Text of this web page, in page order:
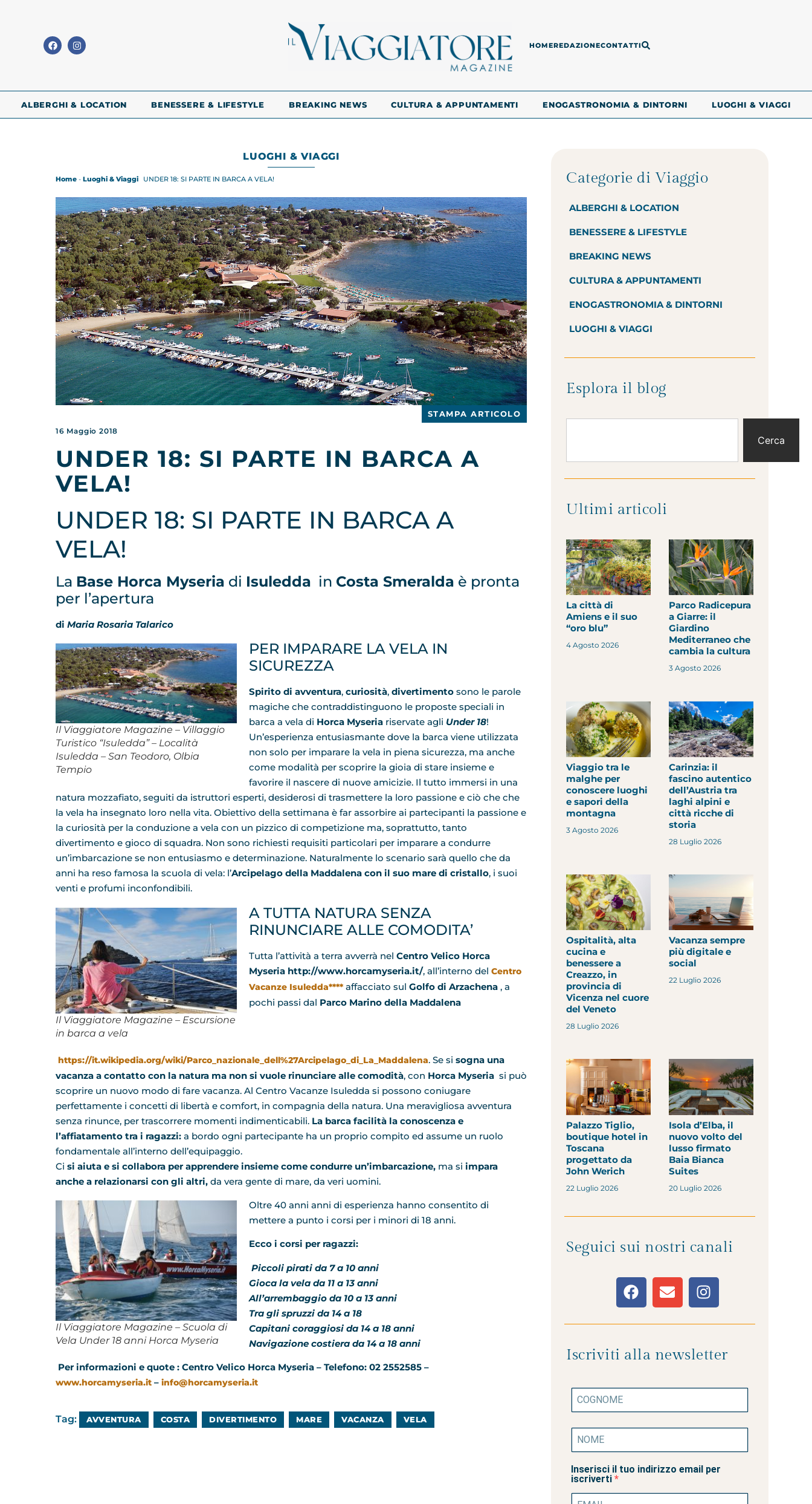
HOMEREDAZIONECONTATTI
ALBERGHI & LOCATION BENESSERE & LIFESTYLE BREAKING NEWS CULTURA & APPUNTAMENTI ENOGASTRONOMIA & DINTORNI LUOGHI & VIAGGI
LUOGHI & VIAGGI
Home - Luoghi & Viaggi UNDER 18: SI PARTE IN BARCA A VELA!
STAMPA ARTICOLO
16 Maggio 2018
UNDER 18: SI PARTE IN BARCA A
VELA!
UNDER 18: SI PARTE IN BARCA A
VELA!
La Base Horca Myseria di Isuledda in Costa Smeralda è pronta
per l’apertura
di Maria Rosaria Talarico
Il Viaggiatore Magazine – Villaggio
Turistico “Isuledda” – Località
Isuledda – San Teodoro, Olbia
Tempio
PER IMPARARE LA VELA IN
SICUREZZA
Spirito di avventura, curiosità, divertimento sono le parole
magiche che contraddistinguono le proposte speciali in
barca a vela di Horca Myseria riservate agli Under 18!
Un’esperienza entusiasmante dove la barca viene utilizzata
non solo per imparare la vela in piena sicurezza, ma anche
come modalità per scoprire la gioia di stare insieme e
favorire il nascere di nuove amicizie. Il tutto immersi in una
natura mozzafiato, seguiti da istruttori esperti, desiderosi di trasmettere la loro passione e ciò che che
la vela ha insegnato loro nella vita. Obiettivo della settimana è far assorbire ai partecipanti la passione e
la curiosità per la conduzione a vela con un pizzico di competizione ma, soprattutto, tanto
divertimento e gioco di squadra. Non sono richiesti requisiti particolari per imparare a condurre
un’imbarcazione se non entusiasmo e determinazione. Naturalmente lo scenario sarà quello che da
anni ha reso famosa la scuola di vela: l’Arcipelago della Maddalena con il suo mare di cristallo, i suoi
venti e profumi inconfondibili.
Il Viaggiatore Magazine – Escursione
in barca a vela
A TUTTA NATURA SENZA
RINUNCIARE ALLE COMODITA’
Tutta l’attività a terra avverrà nel Centro Velico Horca
Myseria http://www.horcamyseria.it/, all’interno del Centro
Vacanze Isuledda**** affacciato sul Golfo di Arzachena , a
pochi passi dal Parco Marino della Maddalena
https://it.wikipedia.org/wiki/Parco_nazionale_dell%27Arcipelago_di_La_Maddalena. Se si sogna una
vacanza a contatto con la natura ma non si vuole rinunciare alle comodità, con Horca Myseria si può
scoprire un nuovo modo di fare vacanza. Al Centro Vacanze Isuledda si possono coniugare
perfettamente i concetti di libertà e comfort, in compagnia della natura. Una meravigliosa avventura
senza rinunce, per trascorrere momenti indimenticabili. La barca facilità la conoscenza e
l’affiatamento tra i ragazzi: a bordo ogni partecipante ha un proprio compito ed assume un ruolo
fondamentale all’interno dell’equipaggio.
Ci si aiuta e si collabora per apprendere insieme come condurre un’imbarcazione, ma si impara
anche a relazionarsi con gli altri, da vera gente di mare, da veri uomini.
Il Viaggiatore Magazine – Scuola di
Vela Under 18 anni Horca Myseria
Oltre 40 anni anni di esperienza hanno consentito di
mettere a punto i corsi per i minori di 18 anni.
Ecco i corsi per ragazzi:
Piccoli pirati da 7 a 10 anni
Gioca la vela da 11 a 13 anni
All’arrembaggio da 10 a 13 anni
Tra gli spruzzi da 14 a 18
Capitani coraggiosi da 14 a 18 anni
Navigazione costiera da 14 a 18 anni
Per informazioni e quote : Centro Velico Horca Myseria – Telefono: 02 2552585 –
www.horcamyseria.it – info@horcamyseria.it
Tag: AVVENTURA COSTA DIVERTIMENTO MARE VACANZA VELA
Categorie di Viaggio
ALBERGHI & LOCATION
BENESSERE & LIFESTYLE
BREAKING NEWS
CULTURA & APPUNTAMENTI
ENOGASTRONOMIA & DINTORNI
LUOGHI & VIAGGI
Esplora il blog
Cerca
Ultimi articoli
La città di
Amiens e il suo
“oro blu”
4 Agosto 2026
Parco Radicepura
a Giarre: il
Giardino
Mediterraneo che
cambia la cultura
3 Agosto 2026
Viaggio tra le
malghe per
conoscere luoghi
e sapori della
montagna
3 Agosto 2026
Carinzia: il
fascino autentico
dell’Austria tra
laghi alpini e
città ricche di
storia
28 Luglio 2026
Ospitalità, alta
cucina e
benessere a
Creazzo, in
provincia di
Vicenza nel cuore
del Veneto
28 Luglio 2026
Vacanza sempre
più digitale e
social
22 Luglio 2026
Palazzo Tiglio,
boutique hotel in
Toscana
progettato da
John Werich
22 Luglio 2026
Isola d’Elba, il
nuovo volto del
lusso firmato
Baia Bianca
Suites
20 Luglio 2026
Seguici sui nostri canali
Iscriviti alla newsletter
Inserisci il tuo indirizzo email per
iscriverti